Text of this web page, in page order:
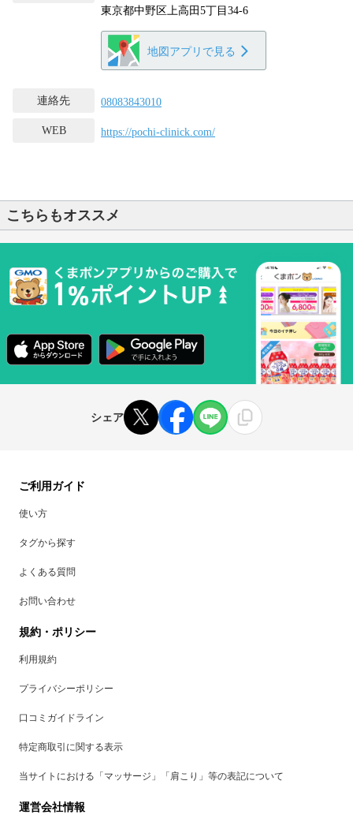
東京都中野区上高田5丁目34-6
地図アプリで見る
連絡先 08083843010
WEB https://pochi-clinick.com/
こちらもオススメ
シェア
ご利用ガイド
使い方
タグから探す
よくある質問
お問い合わせ
規約・ポリシー
利用規約
プライバシーポリシー
口コミガイドライン
特定商取引に関する表示
当サイトにおける「マッサージ」「肩こり」等の表記について
運営会社情報